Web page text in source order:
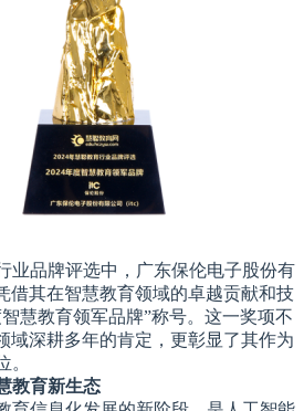
业品牌评选中，广东保伦电子股份有
借其在智慧教育领域的卓越贡献和技
慧教育领军品牌”称号。这一奖项不
域深耕多年的肯定，更彰显了其作为
。
教育新生态